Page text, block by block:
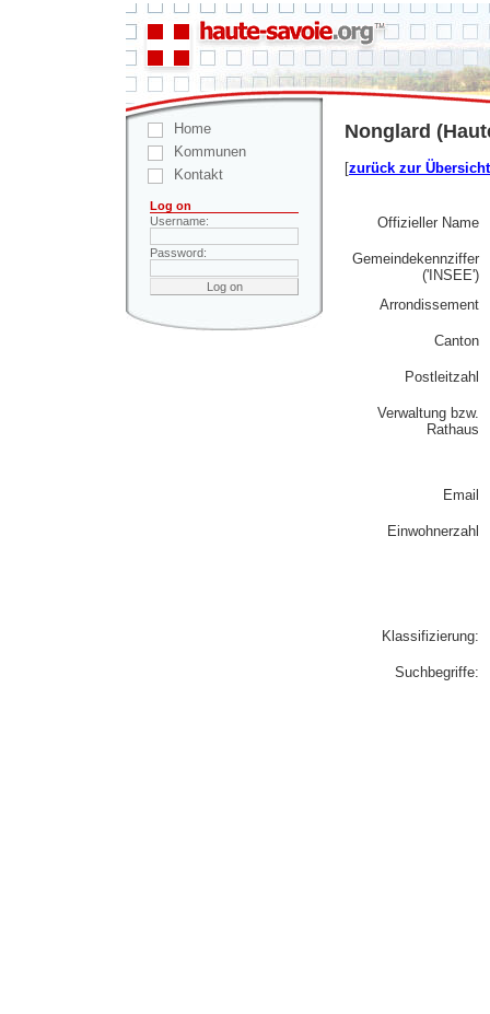
Home
Kommunen
Kontakt
Log on
Username:
Password:
Nonglard
[zurück zur Übersicht
Offizieller Name
Gemeindekennziffer
('INSEE')
Arrondissement
Canton
Postleitzahl
Verwaltung bzw.
Rathaus
Email
Einwohnerzahl
Klassifizierung:
Suchbegriffe: